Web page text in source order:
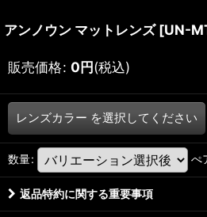
アンノウン マットレンズ [UN-
販売価格: 0円(税込)
レンズカラー を選択してください
数量: ぺ
返品特約に関する重要事項